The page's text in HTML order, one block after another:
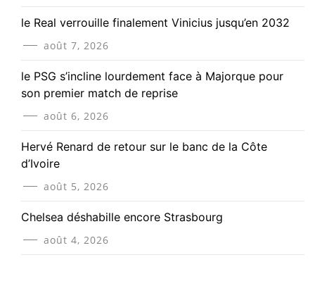
le Real verrouille finalement Vinicius jusqu’en 2032
août 7, 2026
le PSG s’incline lourdement face à Majorque pour
son premier match de reprise
août 6, 2026
Hervé Renard de retour sur le banc de la Côte
d’Ivoire
août 5, 2026
Chelsea déshabille encore Strasbourg
août 4, 2026